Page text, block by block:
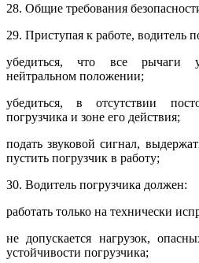
28. Общие требования
29. Приступая к работе, водитель
убедиться, что все рычаги
нейтральном положении;
убедиться, в отсутствии
погрузчика и зоне его действия;
подать звуковой сигнал,
пустить погрузчик в работу;
30. Водитель погрузчика должен:
работать только на технически
не допускается нагрузок,
устойчивости погрузчика;